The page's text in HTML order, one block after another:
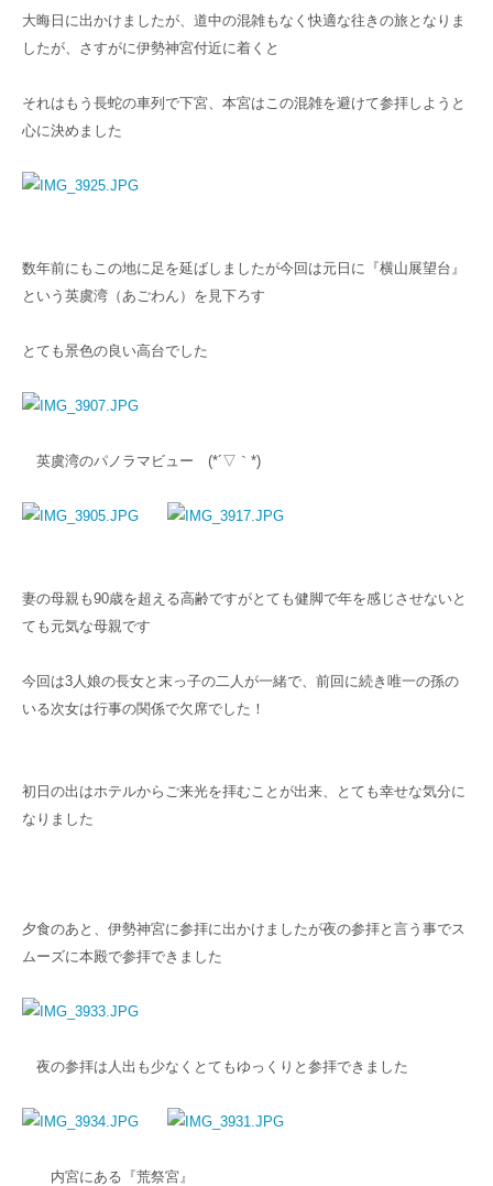
大晦日に出かけましたが、道中の混雑もなく快適な往きの旅となりま
したが、さすがに伊勢神宮付近に着くと
それはもう長蛇の車列で下宮、本宮はこの混雑を避けて参拝しようと
心に決めました
数年前にもこの地に足を延ばしましたが今回は元日に『横山展望台』
という英虞湾（あごわん）を見下ろす
とても景色の良い高台でした
英虞湾のパノラマビュー (*´▽｀*)
妻の母親も90歳を超える高齢ですがとても健脚で年を感じさせないと
ても元気な母親です
今回は3人娘の長女と末っ子の二人が一緒で、前回に続き唯一の孫の
いる次女は行事の関係で欠席でした！
初日の出はホテルからご来光を拝むことが出来、とても幸せな気分に
なりました
夕食のあと、伊勢神宮に参拝に出かけましたが夜の参拝と言う事でス
ムーズに本殿で参拝できました
夜の参拝は人出も少なくとてもゆっくりと参拝できました
内宮にある『荒祭宮』